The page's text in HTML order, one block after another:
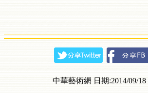
中華藝術網 日期:2014/09/18